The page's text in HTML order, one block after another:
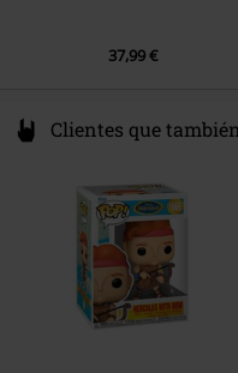
37,99 €
Clientes que